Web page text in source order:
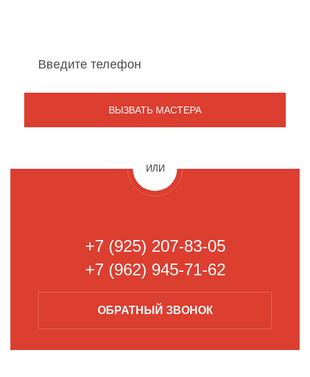
ИЛИ
+7 (925) 207-83-05
+7 (962) 945-71-62
ОБРАТНЫЙ ЗВОНОК